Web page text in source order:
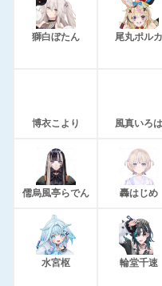
獅白ぼたん 尾丸ポルカ
博衣こより 風真いろは
儒烏風亭らでん 轟はじめ
水宮枢 輪堂千速